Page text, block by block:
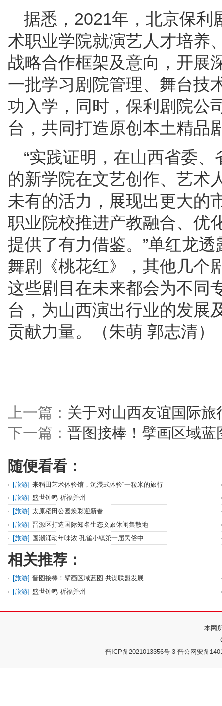
据悉，2021年，北京保利
术职业学院就演艺人才培养
战略合作框架及意向，开展
一批学习剧院管理、舞台技
功入学，同时，保利剧院公
台，共同打造原创本土精品
“实践证明，在山西省委
的新学院在文艺创作、艺术
未有的活力，展现出更大的
职业院校推进产教融合、优
提供了有力借鉴。”单红龙
舞剧《桃花红》，其他几个
这些剧目在未来都会为不同
台，为山西演出行业的发展
贡献力量。（朱萌 郭志清）
上一篇： 关于对山西友谊国际
下一篇： 晋图接棒！擘画区域蓝
随便看看：
[旅游] 来稻田艺术体验馆，沉浸式体验“一粒米的旅行”
[旅游] 盛世钟鸣 祈福并州
[旅游] 太原稻田公园焕彩迎新春
[旅游] 晋源区打造国际知名生态文旅休闲集散地
[旅游] 国潮涌动年味浓 孔雀小镇第一届民俗中
相关推荐：
[旅游] 晋图接棒！擘画区域蓝图 共谋联盟发展
[旅游] 盛世钟鸣 祈福并州
本网
晋ICP备2021013356号-3 晋公网安备